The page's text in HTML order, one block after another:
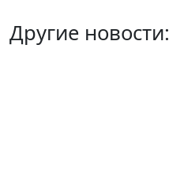
Другие новости: